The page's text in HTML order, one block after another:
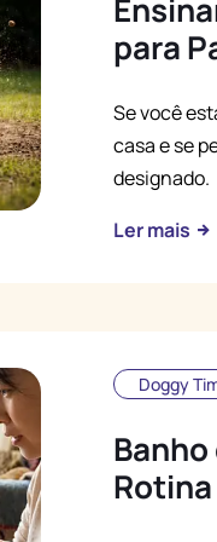
para
Se você
casa e se
designado.
Ler mais
Doggy